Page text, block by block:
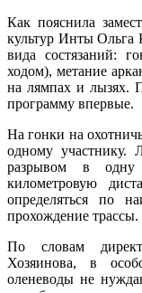
Как пояснила
культур Инты Ольга
вида состязаний:
ходом), метание
на лямпах и лызях.
программу впервые.
На гонки на
одному участнику.
разрывом в
километровую
определяться по
прохождение трассы.
По словам
Хозяинова, в
оленеводы не